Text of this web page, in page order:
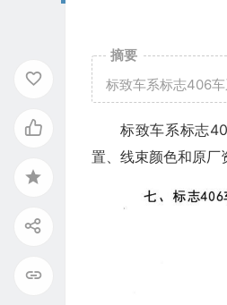
摘要
标致车系标志406
标致车系标志
置、线束颜色和原厂